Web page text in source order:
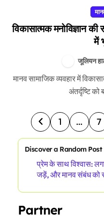
विकासात्मक मनोविज्ञान
में
जूलियन
मानव सामाजिक व्यवहार में विकासात्मक मनोविज्ञान की भूमिका को समझना
अंतर्दृष्टि
P
o
s
1 … 7
Discover a Random Post
प्रेम के साथ विश्वास:
जड़ें, और मानव संबंध को
Partner